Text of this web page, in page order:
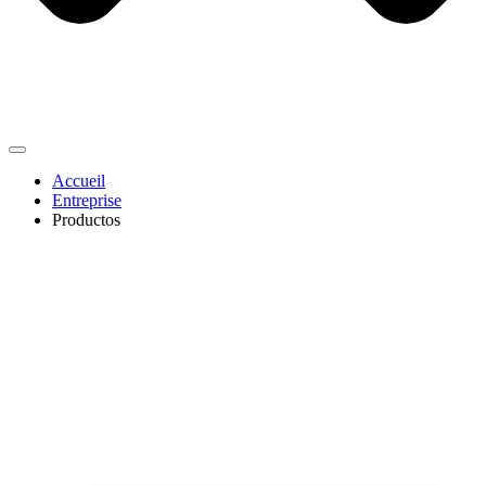
Accueil
Entreprise
Productos